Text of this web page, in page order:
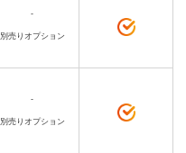
-
別売りオプション
-
別売りオプション